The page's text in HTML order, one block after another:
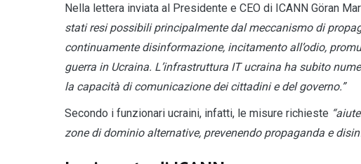
Nella lettera inviata al Presidente e CEO di ICANN Göran
stati resi possibili principalmente dal meccanismo di
continuamente disinformazione, incitamento all’odio,
guerra in Ucraina. L’infrastruttura IT ucraina ha subito
la capacità di comunicazione dei cittadini e del governo.”
Secondo i funzionari ucraini, infatti, le misure richieste
zone di dominio alternative, prevenendo propaganda e